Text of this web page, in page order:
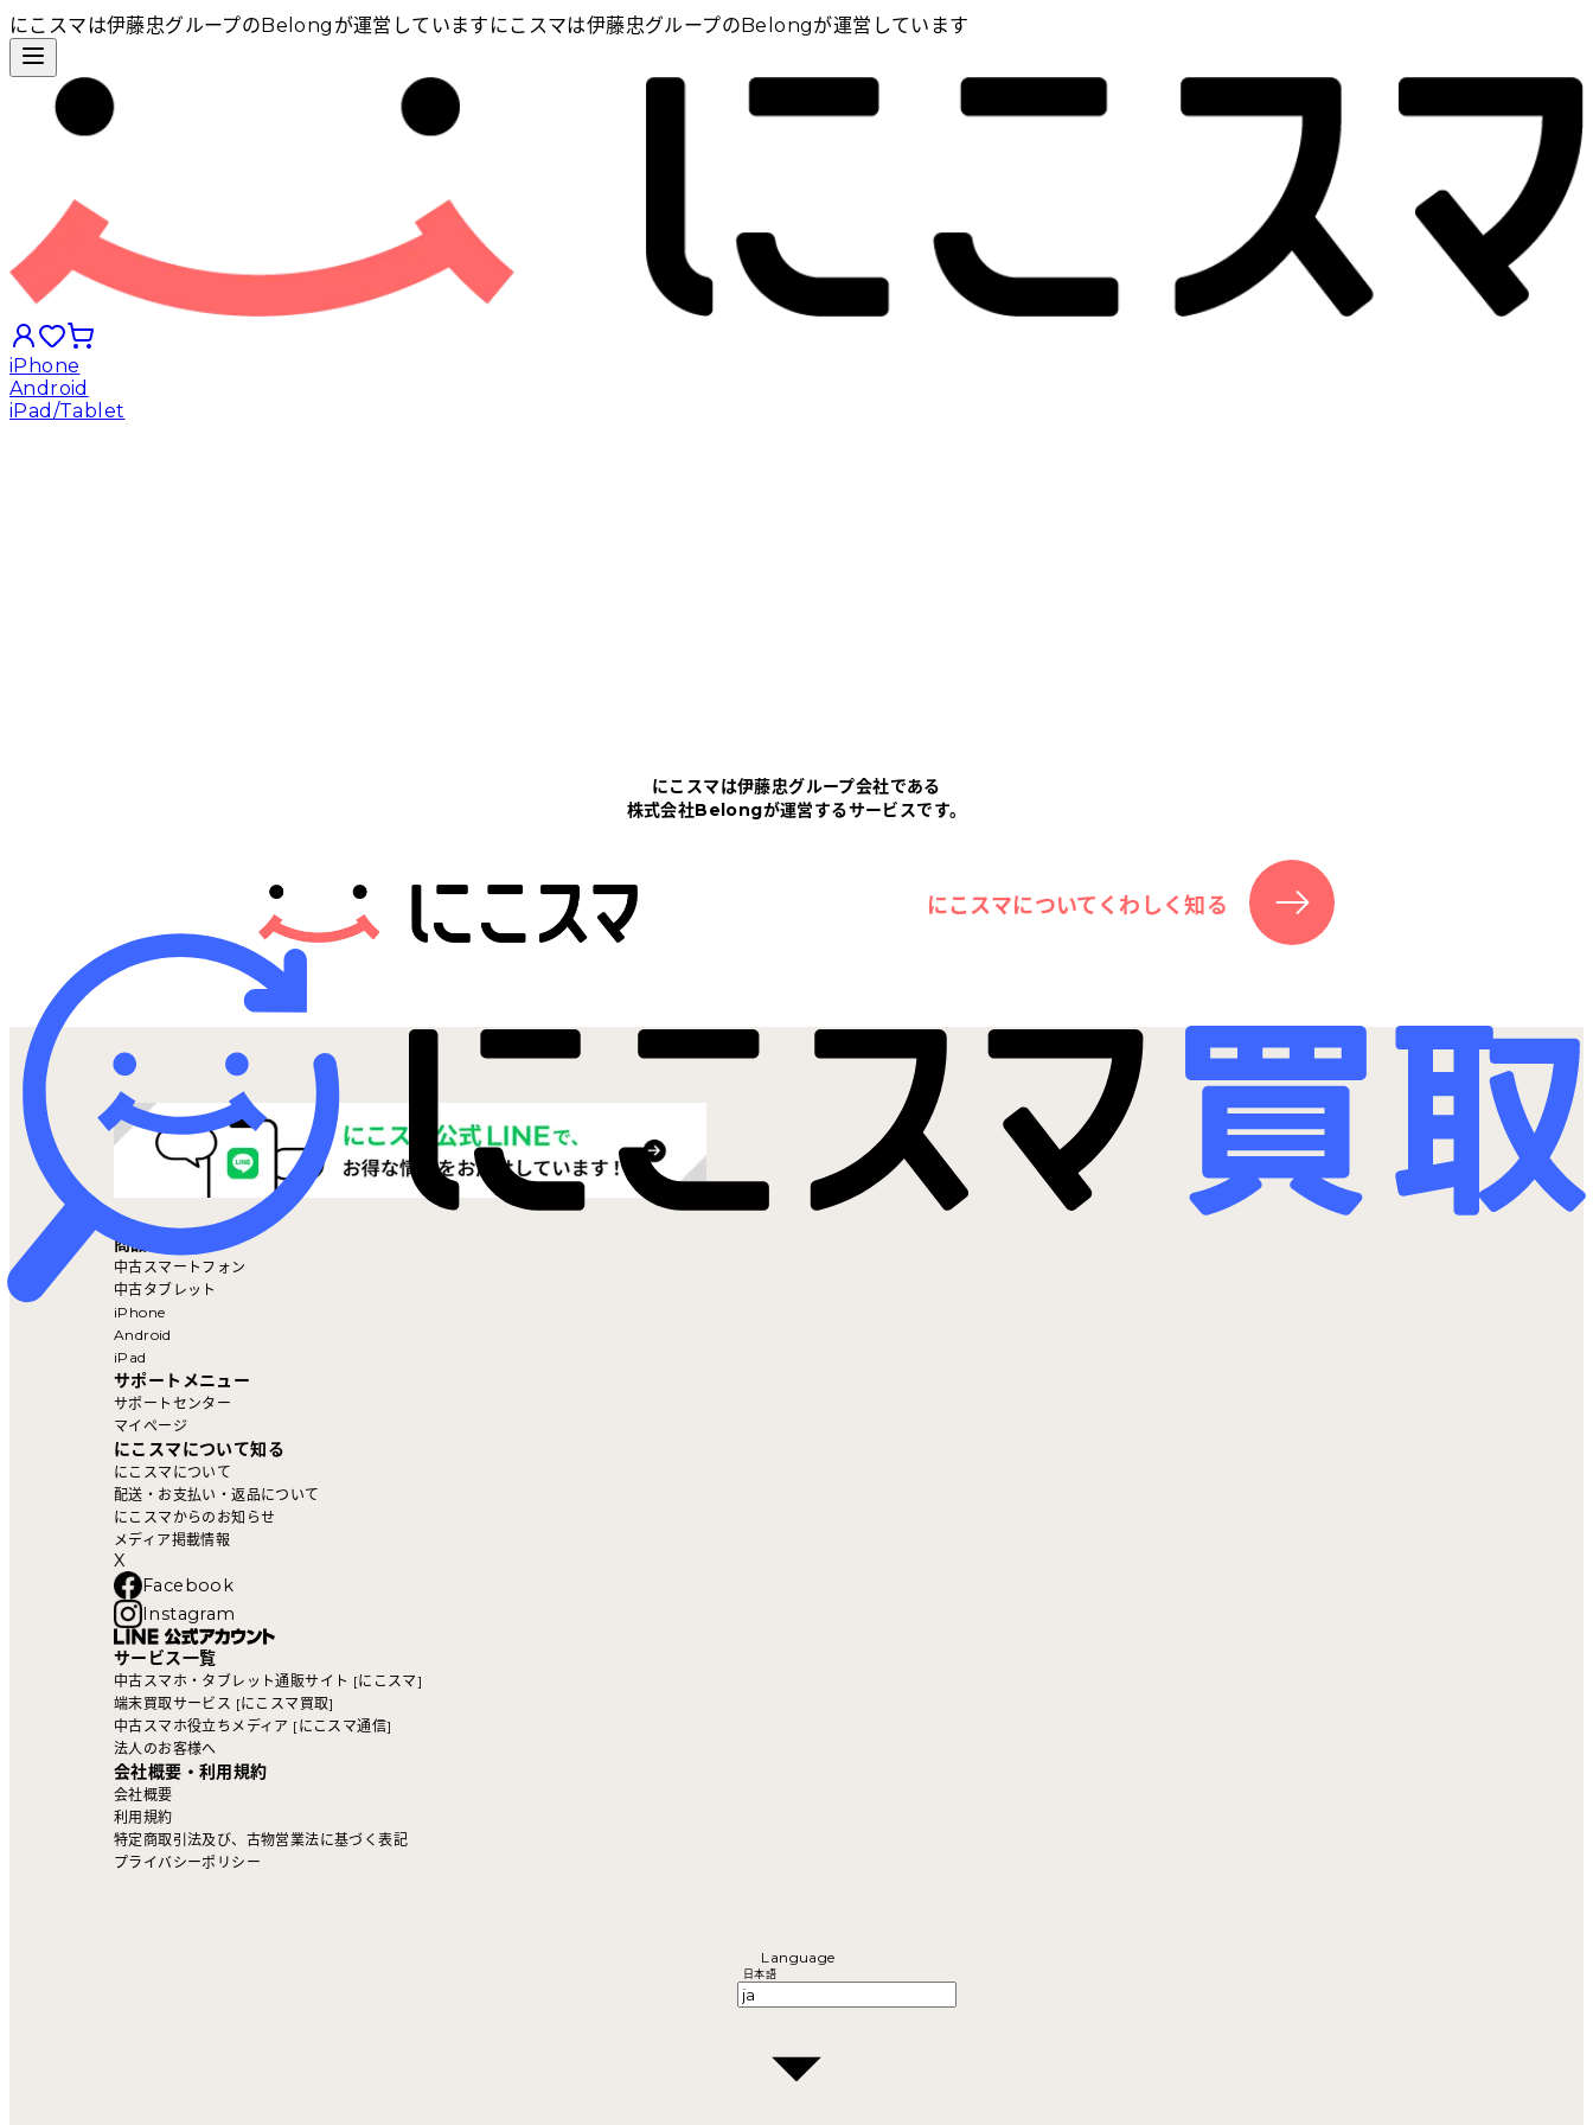
にこスマは伊藤忠グループのBelongが運営しています にこスマは伊藤忠グループのBelongが運営しています
iPhone
Android
iPad/Tablet
ニュース
にこスマ通信
マイページ
にこスマは伊藤忠グループ会社である
株式会社Belongが運営するサービスです。
にこスマについてくわしく知る
商品を探す
中古スマートフォン
中古タブレット
iPhone
Android
iPad
サポートメニュー
サポートセンター
マイページ
にこスマについて知る
にこスマについて
配送・お支払い・返品について
にこスマからのお知らせ
メディア掲載情報
X
Facebook
Instagram
サービス一覧
中古スマホ・タブレット通販サイト [にこスマ]
端末買取サービス [にこスマ買取]
中古スマホ役立ちメディア [にこスマ通信]
法人のお客様へ
会社概要・利用規約
会社概要
利用規約
特定商取引法及び、古物営業法に基づく表記
プライバシーポリシー
Language
日本語